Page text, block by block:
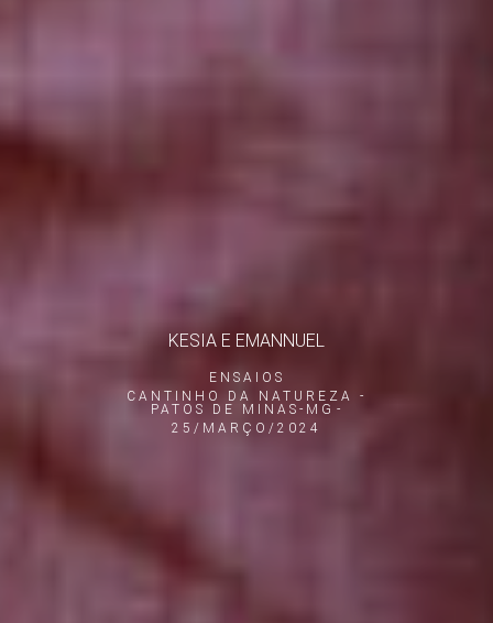
ENSAIOS
CANTINHO DA NATUREZA -
PATOS DE MINAS-MG
25/MARÇO/2024
KESIA E EMANNUEL